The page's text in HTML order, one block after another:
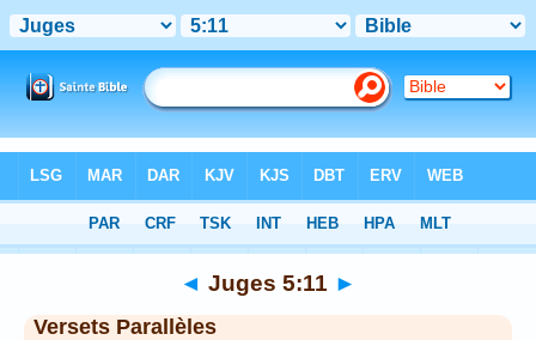
Chapitre 5> Verset 11
◄ Juges 5:11 ►
Versets Parallèles